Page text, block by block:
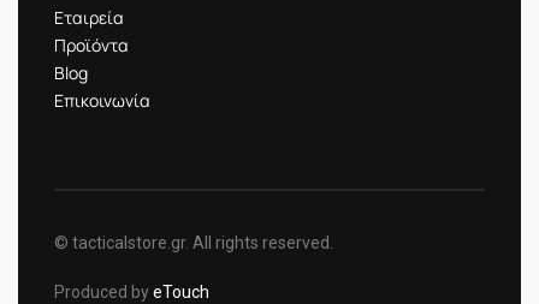
Εταιρεία
Προϊόντα
Blog
Επικοινωνία
© tacticalstore.gr. All rights reserved.
Produced byeTouch